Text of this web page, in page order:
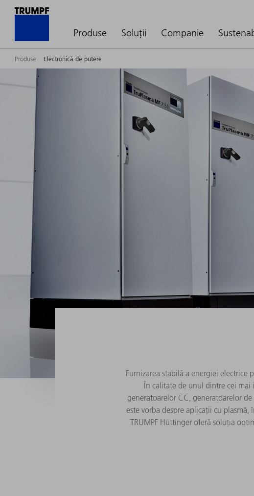
Produse Soluții Companie
Produse Electronică de putere
Furnizarea stabilă a energiei
În calitate de unul dintre cei mai
generatoarelor CC, generatoarelor
este vorba despre aplicații cu
TRUMPF Hüttinger oferă soluția